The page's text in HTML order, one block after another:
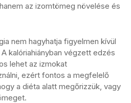
az izomtömeg növelése és
nem hagyhatja figyelmen kívül
kalóriahiányban végzett edzés
lehet az izmokat
ezért fontos a megfelelő
a diéta alatt megőrizzük, vagy